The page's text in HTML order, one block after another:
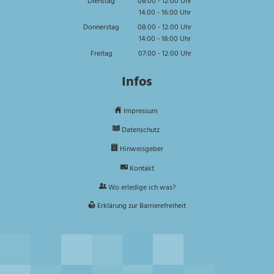
Von 08:00 bis 12:00 Uhr
14:00 -16:00 Uhr
Von 14:00 bis 16:00 Uhr
Donnerstag 08:00 -12:00 Uhr
Von 08:00 bis 12:00 Uhr
14:00 -18:00 Uhr
Von 14:00 bis 18:00 Uhr
Freitag 07:00 -12:00 Uhr
Infos
Impressum
Datenschutz
Hinweisgeber
Kontakt
Wo erledige ich was?
Erklärung zur Barrierefreiheit